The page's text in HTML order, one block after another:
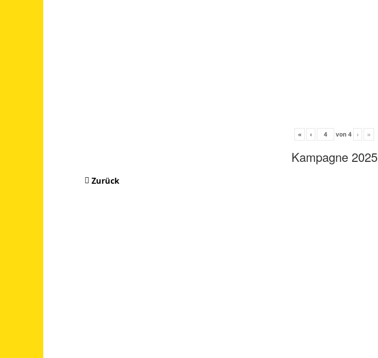
« ‹ von 4 › »
Kampagne 2025
Zurück